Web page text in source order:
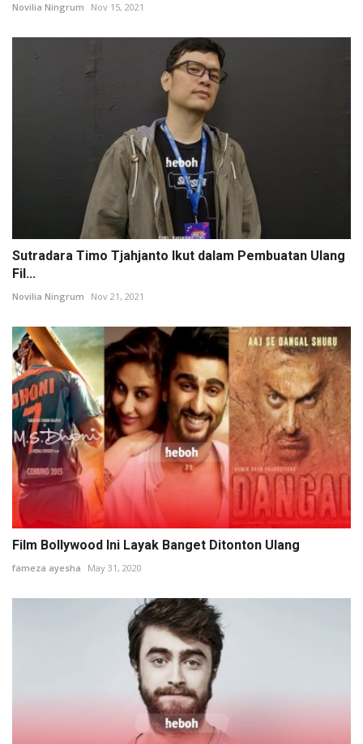
Novilia Ningrum Nov 15, 2021
Sutradara Timo Tjahjanto Ikut dalam Pembuatan Ulang
Fil...
Novilia Ningrum Nov 21, 2021
Film Bollywood Ini Layak Banget Ditonton Ulang
fameza ayesha May 31, 2020